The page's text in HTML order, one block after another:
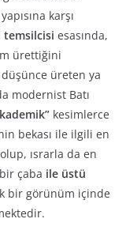
karşı
temsilcisi esasında,
ürettiğini
üreten ya
modernist Batı
kesimlerce
bekası ile ilgili en
ısrarla da en
çaba ile üstü
bir görünüm içinde